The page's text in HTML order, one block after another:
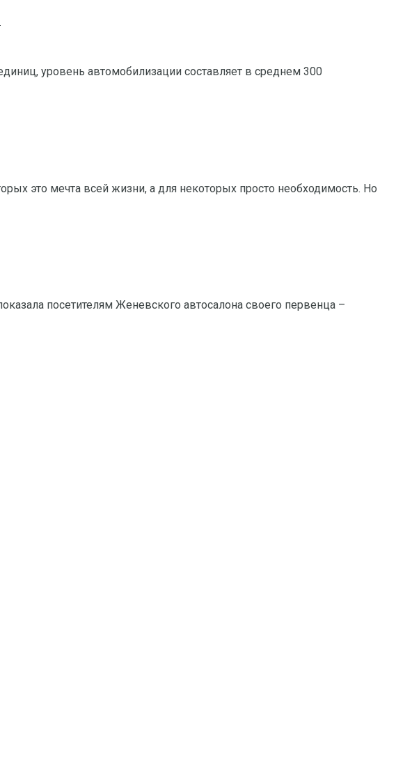
уровень автомобилизации составляет в среднем 300
это мечта всей жизни, а для некоторых просто необходимость. Но
посетителям Женевского автосалона своего первенца –